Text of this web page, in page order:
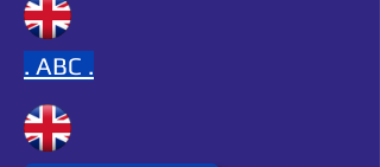
. ABC .